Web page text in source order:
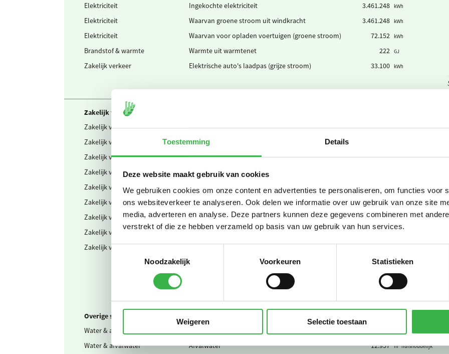
Toestemming Details
Deze website maakt gebruik van cookies
We gebruiken cookies om onze content en advertenties te personaliseren, om functies voor
ons websiteverkeer te analyseren. Ook delen we informatie over uw gebruik van onze site
media, adverteren en analyse. Deze partners kunnen deze gegevens combineren met
verstrekt of die ze hebben verzameld op basis van uw gebruik van hun services.
Toestemmingsselectie
Noodzakelijk
Voorkeuren Statistieken
Weigeren Selectie toestaan
Elektriciteit Ingekochte elektriciteit 3.461.248 kWh
Elektriciteit Waarvan groene stroom uit windkracht 3.461.248 kWh
Elektriciteit Waarvan voor opladen voertuigen (groene stroom) 72.152 kWh
Brandstof & warmte Warmte uit warmtenet 222 GJ
Zakelijk verkeer Elektrische auto's laadpas (grijze stroom) 33.100 kWh
Zakelijk verkeer in scope 3
Zakelijk verkeer
Gedeclareerde km - motor (benzine) 389 km
Zakelijk verkeer Gedeclareerde km - benzine
Zakelijk verkeer Gedeclareerde km - diesel 132.249 km
Zakelijk verkeer Gedeclareerde km - elektrisch
Zakelijk verkeer Gedeclareerde km - hybride auto's km
Zakelijk verkeer Openbaar vervoer mix 1.146.003 personenkm
Zakelijk verkeer Vliegtuig regionaal (<700 km) 43.870 personen km
Zakelijk verkeer Vliegtuig Europa (700-2500 km) 537.287
Zakelijk verkeer Vliegtuig mondiaal (>2500 km) 3.917.975
Overige scope 3
Water & afvalwater
Water & afvalwater Afvalwater 12.957 m³ huishoudelijk